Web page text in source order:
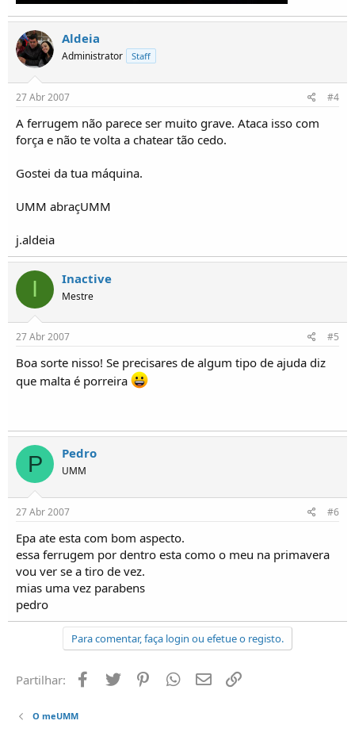
Aldeia
Administrator Staff
27 Abr 2007 #4
A ferrugem não parece ser muito grave. Ataca isso com
força e não te volta a chatear tão cedo.
Gostei da tua máquina.
UMM abraçUMM
j.aldeia
I Inactive
Mestre
27 Abr 2007 #5
Boa sorte nisso! Se precisares de algum tipo de ajuda diz
que malta é porreira
P Pedro
UMM
27 Abr 2007 #6
Epa ate esta com bom aspecto.
essa ferrugem por dentro esta como o meu na primavera
vou ver se a tiro de vez.
mias uma vez parabens
pedro
Para comentar, faça login ou efetue o registo.
Partilhar: Facebook
Twitter PinterestWhatsapp
Email
O meUMM